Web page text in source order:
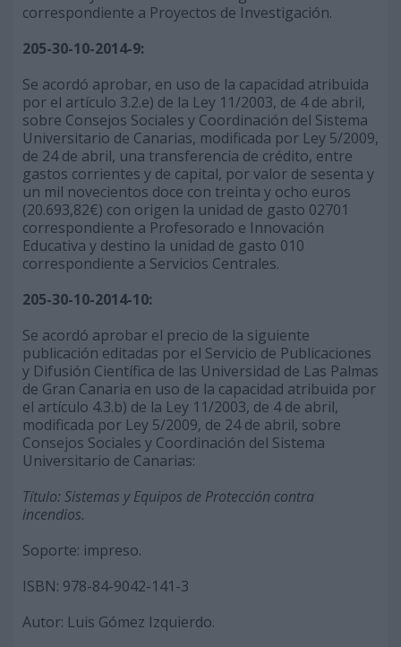
correspondiente a Proyectos de Investigación.
205-30-10-2014-9:
Se acordó aprobar, en uso de la capacidad atribuida
por el artículo 3.2.e) de la Ley 11/2003, de 4 de abril,
sobre Consejos Sociales y Coordinación del Sistema
Universitario de Canarias, modificada por Ley 5/2009,
de 24 de abril, una transferencia de crédito, entre
gastos corrientes y de capital, por valor de sesenta y
un mil novecientos doce con treinta y ocho euros
(20.693,82€) con origen la unidad de gasto 02701
correspondiente a Profesorado e Innovación
Educativa y destino la unidad de gasto 010
correspondiente a Servicios Centrales.
205-30-10-2014-10:
Se acordó aprobar el precio de la siguiente
publicación editadas por el Servicio de Publicaciones
y Difusión Científica de las Universidad de Las Palmas
de Gran Canaria en uso de la capacidad atribuida por
el artículo 4.3.b) de la Ley 11/2003, de 4 de abril,
modificada por Ley 5/2009, de 24 de abril, sobre
Consejos Sociales y Coordinación del Sistema
Universitario de Canarias:
Título: Sistemas y Equipos de Protección contra
incendios.
Soporte: impreso.
ISBN: 978-84-9042-141-3
Autor: Luis Gómez Izquierdo.